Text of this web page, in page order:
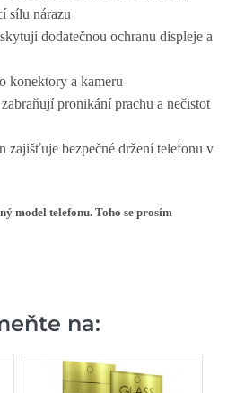
sílu nárazu
dodatečnou ochranu displeje a
konektory a kameru
pronikání prachu a nečistot
zajišťuje bezpečné držení telefonu v
model telefonu. Toho se prosím
na: